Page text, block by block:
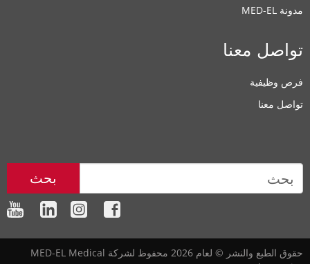
مدونة MED-EL
تواصل معنا
فرص وظيفية
تواصل معنا
بحث
حقوق الطبع والنشر © لعام 2026 محفوظ لشركة MED-EL Medical